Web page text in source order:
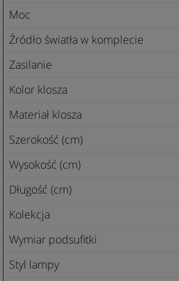
Moc
Źródło światła w komplecie
Zasilanie
Kolor klosza
Materiał klosza
Szerokość (cm)
Wysokość (cm)
Długość (cm)
Kolekcja
Wymiar podsufitki
Styl lampy